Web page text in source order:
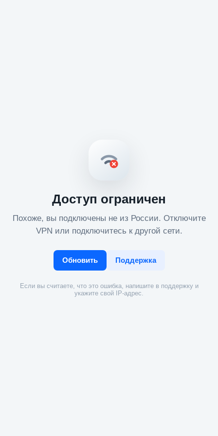
Доступ ограничен
Похоже, вы подключены не из России. Отключите
VPN или подключитесь к другой сети.
Обновить Поддержка
Если вы считаете, что это ошибка, напишите в поддержку и
укажите свой IP-адрес.